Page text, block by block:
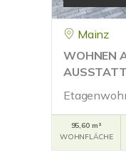
Mainz
WOHNEN
95,60 m²
WOHNFLÄCHE